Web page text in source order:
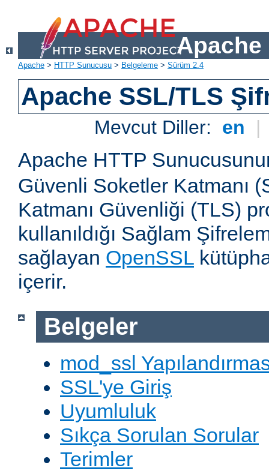
Apache
Apache > HTTP Sunucusu > Belgeleme > Sürüm 2.4
Apache SSL/TLS
Mevcut Diller: en |
Apache HTTP
Güvenli Soketler Katmanı
Katmanı Güvenliği (TLS)
kullanıldığı Sağlam
sağlayan OpenSSL
içerir.
Belgeler
mod_ssl
SSL'ye Giriş
Uyumluluk
Sıkça Sorulan Sorular
Terimler